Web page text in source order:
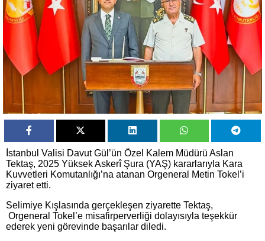
İstanbul Valisi Davut Gül’ün Özel Kalem Müdürü Aslan
Tektaş, 2025 Yüksek Askerî Şura (YAŞ) kararlarıyla Kara
Kuvvetleri Komutanlığı’na atanan Orgeneral Metin Tokel’i
ziyaret etti.
Selimiye Kışlasında gerçekleşen ziyarette Tektaş,
Orgeneral Tokel’e misafirperverliği dolayısıyla teşekkür
ederek yeni görevinde başarılar diledi.